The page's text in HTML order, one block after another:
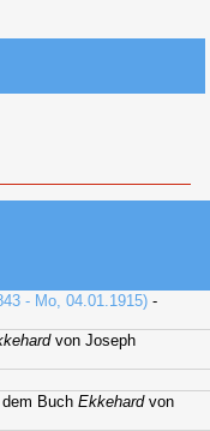
- Mo, 04.01.1915) -
von Joseph
dem BuchEkkehardvon